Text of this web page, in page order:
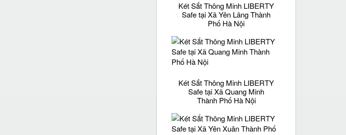
Két Sắt Thông Minh LIBERTY
Safe tại Xã Yên Lãng Thành
Phố Hà Nội
Két Sắt Thông Minh LIBERTY
Safe tại Xã Quang Minh
Thành Phố Hà Nội